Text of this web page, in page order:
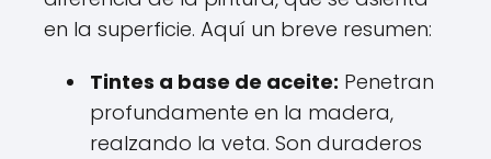
en la superficie. Aquí un breve resumen:
Tintes a base de aceite: Penetran
profundamente en la madera,
realzando la veta. Son duraderos